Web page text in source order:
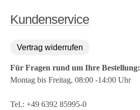
Kundenservice
Vertrag widerrufen
Für Fragen rund um Ihre Bestellung:
Montag bis Freitag, 08:00 -14:00 Uhr
Tel.: +49 6392 85995-0